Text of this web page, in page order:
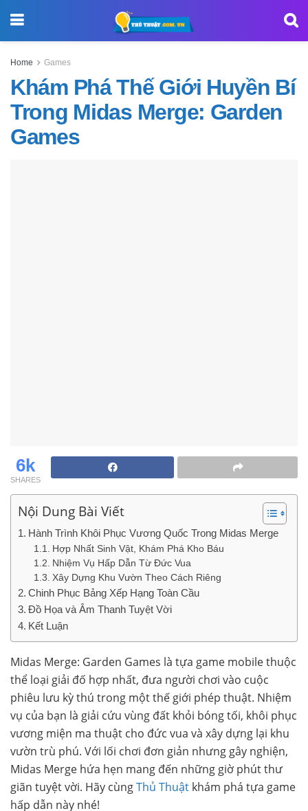
Home Games
Khám Phá Thế Giới Huyền Bí
Trong Midas Merge: Garden
Games
6k
SHARES
Nội Dung Bài Viết
Hành Trình Khôi Phục Vương Quốc Trong Midas Merge
Hợp Nhất Sinh Vật, Khám Phá Kho Báu
Nhiệm Vụ Hấp Dẫn Từ Đức Vua
Xây Dựng Khu Vườn Theo Cách Riêng
Chinh Phục Bảng Xếp Hạng Toàn Cầu
Đồ Họa và Âm Thanh Tuyệt Vời
Kết Luận
Midas Merge: Garden Games là tựa game mobile thuộc
thể loại giải đố hợp nhất, đưa người chơi vào cuộc
phiêu lưu kỳ thú trong một thế giới phép thuật. Nhiệm
vụ của bạn là giải cứu vùng đất khỏi bóng tối, khôi phục
vương miện ma thuật cho đức vua và xây dựng lại khu
vườn trù phú. Với lối chơi đơn giản nhưng gây nghiện,
Midas Merge hứa hẹn mang đến những giờ phút thư
giãn tuyệt vời. Hãy cùngThủ Thuật khám phá tựa game
hấp dẫn này nhé!